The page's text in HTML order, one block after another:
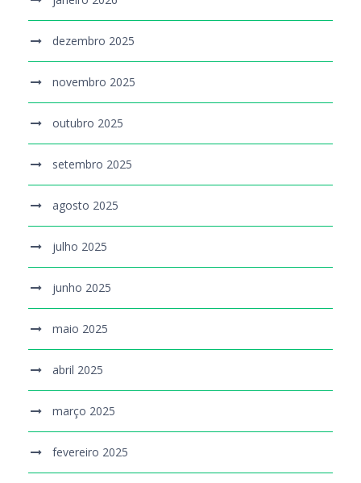
dezembro 2025
novembro 2025
outubro 2025
setembro 2025
agosto 2025
julho 2025
junho 2025
maio 2025
abril 2025
março 2025
fevereiro 2025